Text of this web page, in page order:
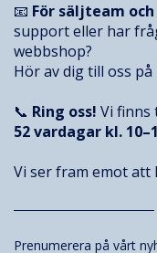
📧 För säljteam
support eller har
webbshop?
Hör av dig till oss på
📞 Ring oss! Vi finns
52vardagar kl.
Vi ser fram emot att
Prenumerera på vårt